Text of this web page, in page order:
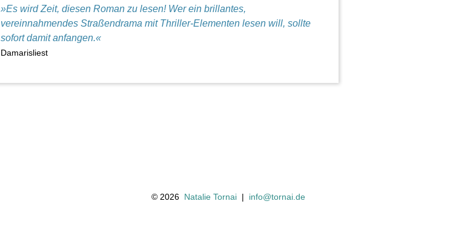
»Es wird Zeit, diesen Roman zu lesen! Wer ein brillantes,
vereinnahmendes Straßendrama mit Thriller-Elementen lesen will, sollte
sofort damit anfangen.«
Damarisliest
© 2026 Natalie Tornai | info@tornai.de